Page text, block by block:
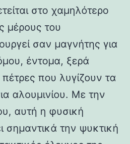
στο χαμηλότερο
μέρους του
σαν μαγνήτης για
έντομα, ξερά
που λυγίζουν τα
αλουμινίου. Με την
αυτή η φυσική
σημαντικά την ψυκτική